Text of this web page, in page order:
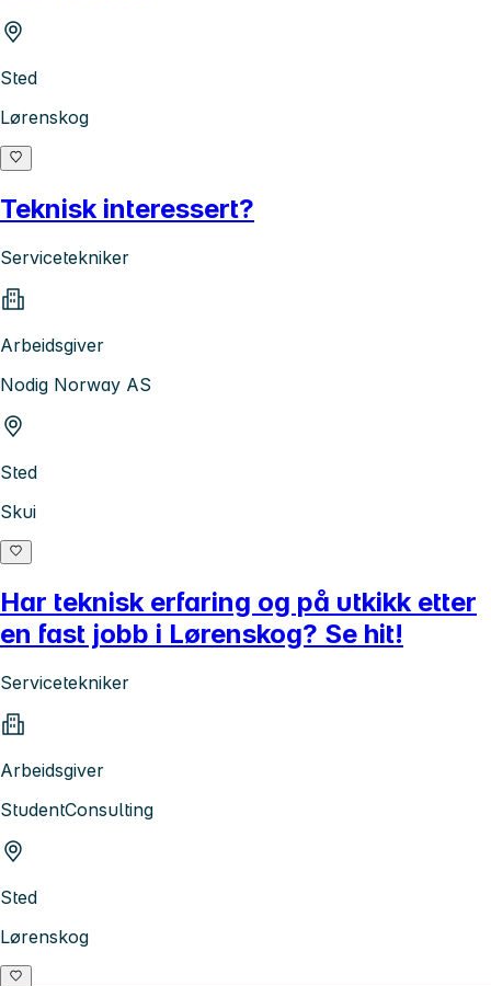
Sted
Lørenskog
Teknisk interessert?
Servicetekniker
Arbeidsgiver
Nodig Norway AS
Sted
Skui
Har teknisk erfaring og på utkikk etter
en fast jobb i Lørenskog? Se hit!
Servicetekniker
Arbeidsgiver
StudentConsulting
Sted
Lørenskog